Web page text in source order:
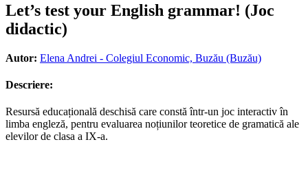
Let’s test your English grammar! (Joc
didactic)
Autor: Elena Andrei - Colegiul Economic, Buzău (Buzău)
Descriere:
Resursă educațională deschisă care constă într-un joc interactiv în
limba engleză, pentru evaluarea noțiunilor teoretice de gramatică ale
elevilor de clasa a IX-a.